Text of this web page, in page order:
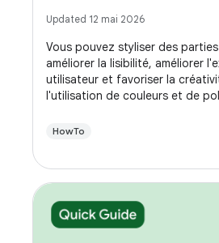
Updated 12 mai 2026
Vous pouvez styliser des
améliorer la lisibilité, améliorer
utilisateur et favoriser la
l'utilisation de couleurs et de
HowTo